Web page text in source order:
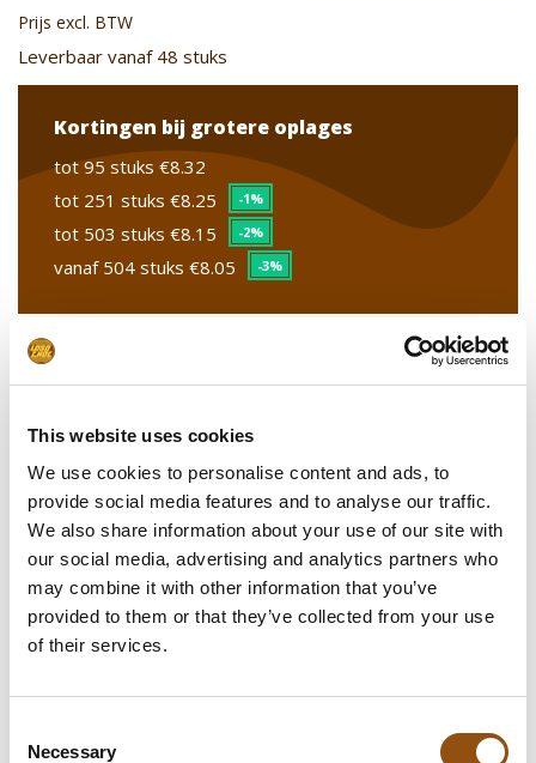
This website uses cookies
We use cookies to personalise content and ads, to
provide social media features and to analyse our traffic.
We also share information about your use of our site with
our social media, advertising and analytics partners who
may combine it with other information that you’ve
provided to them or that they’ve collected from your use
of their services.
Selection
Necessary
Prijs excl. BTW
Leverbaar vanaf 48 stuks
Kortingen bij grotere oplages
tot 95 stuks €8.32
tot 251 stuks €8.25 -1%
tot 503 stuks €8.15 -2%
vanaf 504 stuks €8.05 -3%
Stel uw product samen
Upload uw logo
Smaakcombinaties
Banderol rondom doos
Upload uw logo voor banderol(+€0.70)**
Opmerkingen